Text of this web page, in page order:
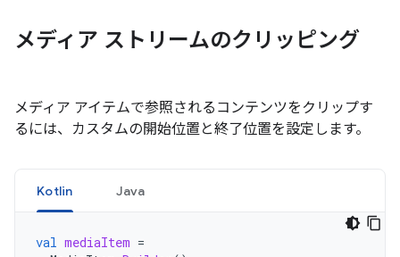
メディア ストリームのクリッピング
メディア アイテムで参照されるコンテンツをクリップす
るには、カスタムの開始位置と終了位置を設定します。
Kotlin Java
val mediaItem =